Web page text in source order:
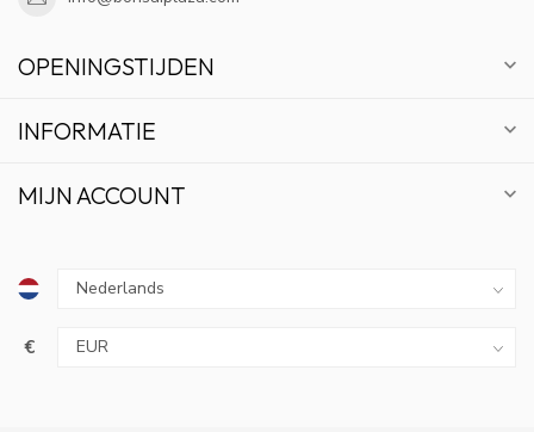
OPENINGSTIJDEN
INFORMATIE
MIJN ACCOUNT
€